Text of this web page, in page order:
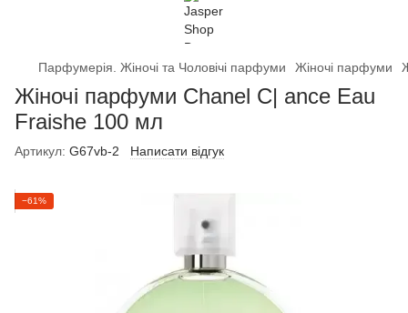
Парфумерія. Жіночі та Чоловічі парфуми Жіночі парфуми
Жіночі парфуми Chanel C| ance Eau
Fraishe 100 мл
Артикул: G67vb-2 Написати відгук
−61%